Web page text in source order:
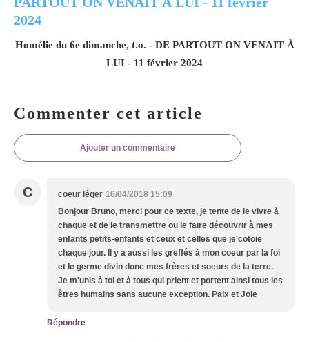
Homélie du 6e dimanche, t.o. - DE PARTOUT ON VENAIT À
LUI - 11 février 2024
Commenter cet article
Ajouter un commentaire
C coeur léger 16/04/2018 15:09
Bonjour Bruno, merci pour ce texte, je tente de le vivre à
chaque et de le transmettre ou le faire découvrir à mes
enfants petits-enfants et ceux et celles que je cotoie
chaque jour. Il y a aussi les greffés à mon coeur par la foi
et le germe divin donc mes frères et soeurs de la terre.
Je m'unis à toi et à tous qui prient et portent ainsi tous les
êtres humains sans aucune exception. Paix et Joie
Répondre